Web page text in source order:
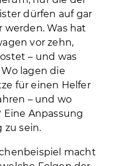
dürfen auf gar
werden. Was hat
vor zehn,
– und was
lagen die
für einen Helfer
– und wo
Eine Anpassung
zu sein.
macht